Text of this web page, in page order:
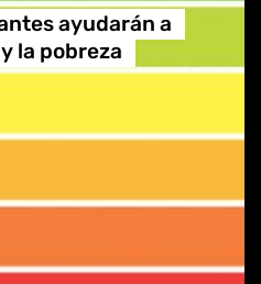
ayudarán a
la pobreza